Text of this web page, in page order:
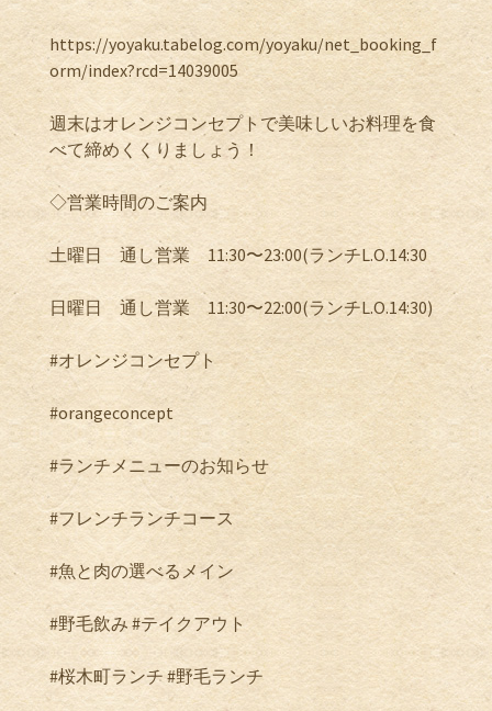
https://yoyaku.tabelog.com/yoyaku/net_booking_f
orm/index?rcd=14039005
週末はオレンジコンセプトで美味しいお料理を食
べて締めくくりましょう！
◇営業時間のご案内
土曜日 通し営業 11:30〜23:00(ランチL.O.14:30
日曜日 通し営業 11:30〜22:00(ランチL.O.14:30)
#オレンジコンセプト
#orangeconcept
#ランチメニューのお知らせ
#フレンチランチコース
#魚と肉の選べるメイン
#野毛飲み #テイクアウト
#桜木町ランチ #野毛ランチ